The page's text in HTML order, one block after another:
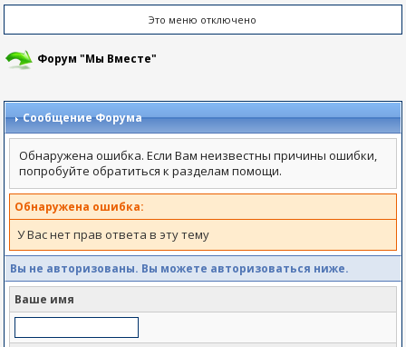
Это меню отключено
Форум "Мы Вместе"
Сообщение Форума
Обнаружена ошибка. Если Вам неизвестны причины ошибки,
попробуйте обратиться к разделам помощи.
Обнаружена ошибка:
У Вас нет прав ответа в эту тему
Вы не авторизованы. Вы можете авторизоваться ниже.
Ваше имя